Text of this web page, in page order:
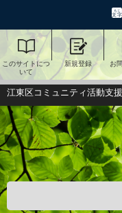
このサイトにつ
いて
新規登録 お
江東区コミュニティ活動支